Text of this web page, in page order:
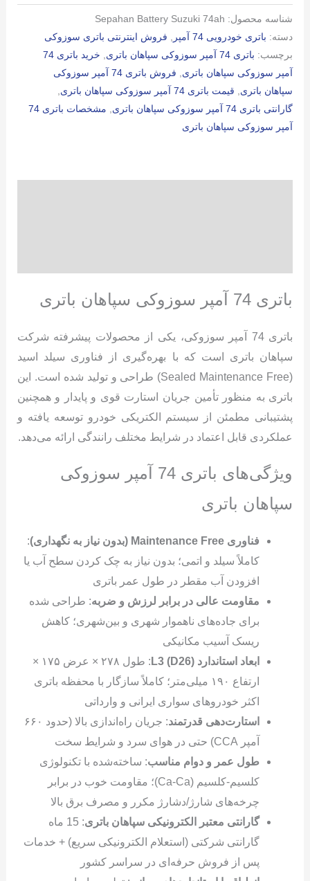
آمپر
سوزوکی
باتری
عدد
شناسه محصول: Sepahan Battery Suzuki 74ah
دسته: باتری خودرویی 74 آمپر , فروش اینترنتی باتری سوزوکی
برچسب: باتری 74 آمپر سوزوکی سپاهان باتری ,
خرید باتری 74
آمپر سوزوکی سپاهان باتری,
فروش باتری 74 آمپر سوزوکی
سپاهان باتری, قیمت باتری 74 آمپر سوزوکی سپاهان باتری
,
گارانتی باتری 74 آمپر سوزوکی سپاهان باتری
,
مشخصات باتری 74
آمپر سوزوکی سپاهان باتری
باتری 74 آمپر سوزوکی سپاهان باتری
باتری 74 آمپر سوزوکی، یکی از محصولات پیشرفته شرکت
سپاهان باتری است که با بهره‌گیری از فناوری سیلد اسید
(Sealed Maintenance Free) طراحی و تولید شده است. این
باتری به منظور تأمین جریان استارت قوی و پایدار و همچنین
پشتیبانی مطمئن از سیستم الکتریکی خودرو توسعه یافته و
عملکردی قابل اعتماد در شرایط مختلف رانندگی ارائه می‌دهد.
ویژگی‌های باتری 74 آمپر سوزوکی
سپاهان باتری
فناوری بدون نیاز به نگهداری)
:
کاملاً سیلد و اتمی؛ بدون نیاز به چک کردن سطح آب یا
افزودن آب مقطر در طول عمر باتری
مقاومت عالی در برابر لرزش و ضربه: طراحی شده
برای جاده‌های ناهموار شهری و بین‌شهری؛ کاهش
ریسک آسیب مکانیکی
ابعاد استاندارد
: طول ۲۷۸ × عرض ۱۷۵ ×
ارتفاع ۱۹۰ میلی‌متر؛ کاملاً سازگار با محفظه باتری
اکثر خودروهای سواری ایرانی و وارداتی
استارت‌دهی قدرتمند
: جریان راه‌اندازی بالا (حدود ۶۶۰
آمپر CCA) حتی در هوای سرد و شرایط سخت
طول عمر و دوام مناسب: ساخته‌شده با تکنولوژی
کلسیم-کلسیم (Ca-Ca)؛ مقاومت خوب در برابر
چرخه‌های شارژ/دشارژ مکرر و مصرف برق بالا
گارانتی معتبر الکترونیکی سپاهان باتری
: 15 ماه
گارانتی شرکتی (استعلام الکترونیکی سریع) + خدمات
پس از فروش حرفه‌ای در سراسر کشور